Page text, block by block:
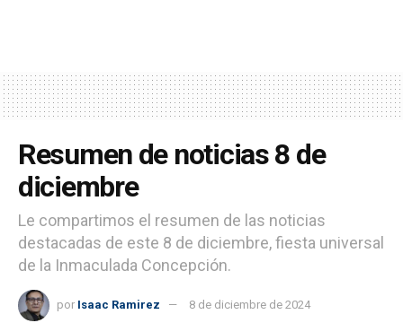
Resumen de noticias 8 de
diciembre
Le compartimos el resumen de las noticias
destacadas de este 8 de diciembre, fiesta universal
de la Inmaculada Concepción.
por Isaac Ramirez 8 de diciembre de 2024